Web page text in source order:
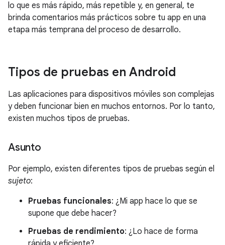
lo que es más rápido, más repetible y, en general, te
brinda comentarios más prácticos sobre tu app en una
etapa más temprana del proceso de desarrollo.
Tipos de pruebas en Android
Las aplicaciones para dispositivos móviles son complejas
y deben funcionar bien en muchos entornos. Por lo tanto,
existen muchos tipos de pruebas.
Asunto
Por ejemplo, existen diferentes tipos de pruebas según el
sujeto:
Pruebas funcionales: ¿Mi app hace lo que se
supone que debe hacer?
Pruebas de rendimiento: ¿Lo hace de forma